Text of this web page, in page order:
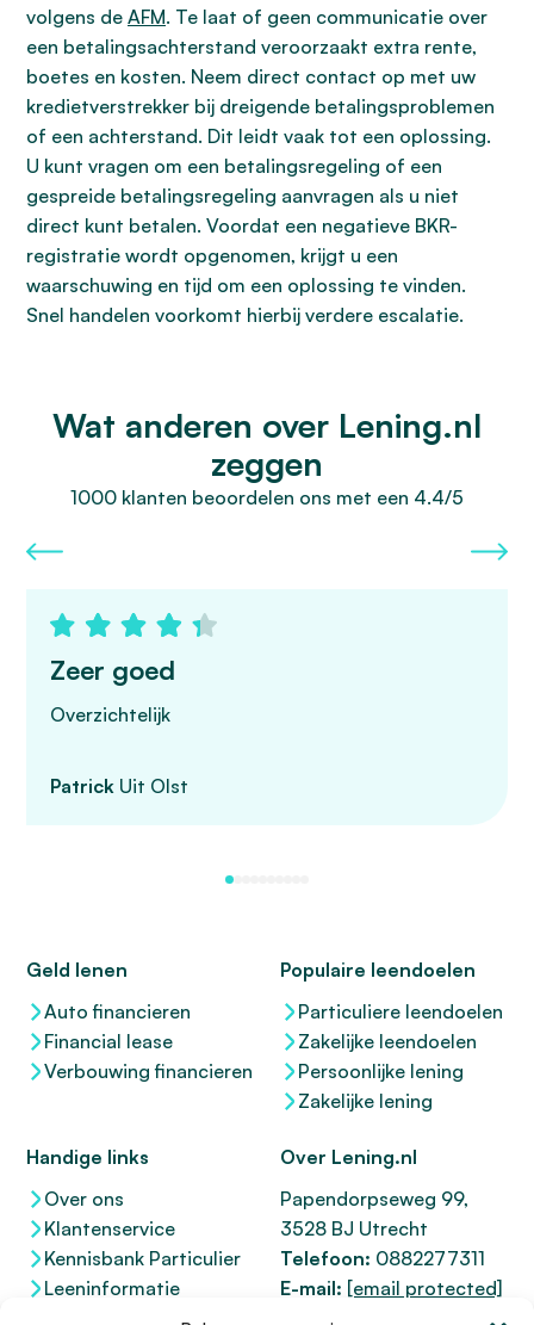
volgens de AFM. Te laat of geen communicatie over
een betalingsachterstand veroorzaakt extra rente,
boetes en kosten. Neem direct contact op met uw
kredietverstrekker bij dreigende betalingsproblemen
of een achterstand. Dit leidt vaak tot een oplossing.
U kunt vragen om een betalingsregeling of een
gespreide betalingsregeling aanvragen als u niet
direct kunt betalen. Voordat een negatieve BKR-
registratie wordt opgenomen, krijgt u een
waarschuwing en tijd om een oplossing te vinden.
Snel handelen voorkomt hierbij verdere escalatie.
Wat anderen over Lening.nl
zeggen
1000 klanten beoordelen ons met een 4.4/5
Zeer goed
Overzichtelijk
Patrick Uit Olst
Geld lenen
Auto financieren
Financial lease
Verbouwing financieren
Populaire leendoelen
Particuliere leendoelen
Zakelijke leendoelen
Persoonlijke lening
Zakelijke lening
Handige links
Over ons
Klantenservice
Kennisbank Particulier
Leeninformatie
Over Lening.nl
Papendorpseweg 99,
3528 BJ Utrecht
Telefoon: 0882277311
E-mail: [email protected]
KvK 76100200